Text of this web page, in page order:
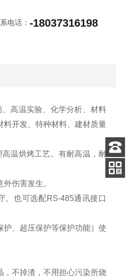
电话：-18037316198
高温实验、化学分析、材料
料开发 、特种材料 、建材质量
温烘烤工艺。有耐高温，耐
伤害发生。
。也可选配RS-485通讯接口
、超压保护等保护功能）使
，不掉渣，不用担心污染所烧
客服
电话